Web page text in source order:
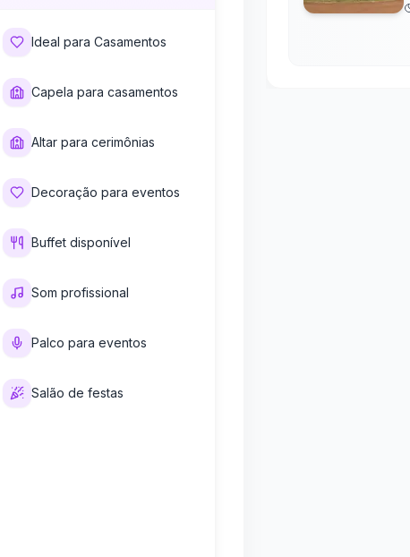
Ideal para Casamentos
Capela para casamentos
Altar para cerimônias
Decoração para eventos
Buffet disponível
Som profissional
Palco para eventos
Salão de festas